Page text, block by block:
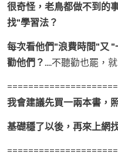
很奇怪，老鳥都做不到的
找"學習法？
每次看他們"浪費時間"又
勸他們？....不聽勸也罷，
我會建議先買一兩本書，
基礎穩了以後，再來上網